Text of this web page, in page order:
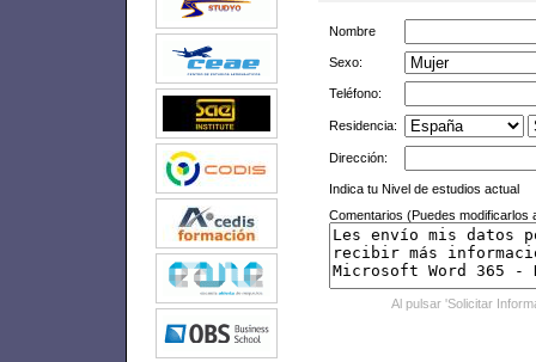
Nombre
Sexo:
Teléfono:
Residencia:
Dirección:
Indica tu Nivel de estudios actual
Comentarios (Puedes modificarlos
Al pulsar 'Solicitar